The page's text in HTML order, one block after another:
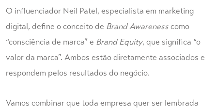
O influenciador Neil Patel, especialista em marketing
digital, define o conceito de Brand Awarenesscomo
“consciência de marca” e Brand Equity, que significa “o
valor da marca”. Ambos estão diretamente associados e
respondem pelos resultados do negócio.
Vamos combinar que toda empresa quer ser lembrada